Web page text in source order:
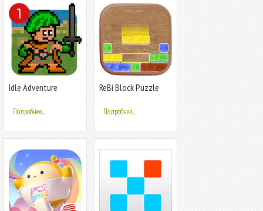
Idle Adventure
Подробнее...
ReBi Block Puzzle
Подробнее...